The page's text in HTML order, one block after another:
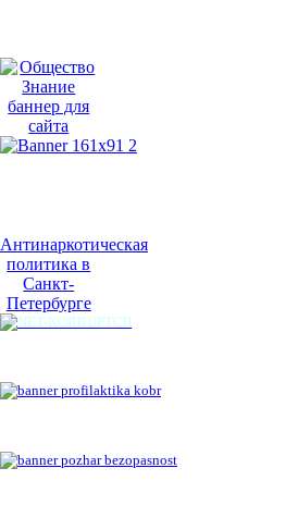
Антинаркотическая
политика в
Санкт-
Петербурге